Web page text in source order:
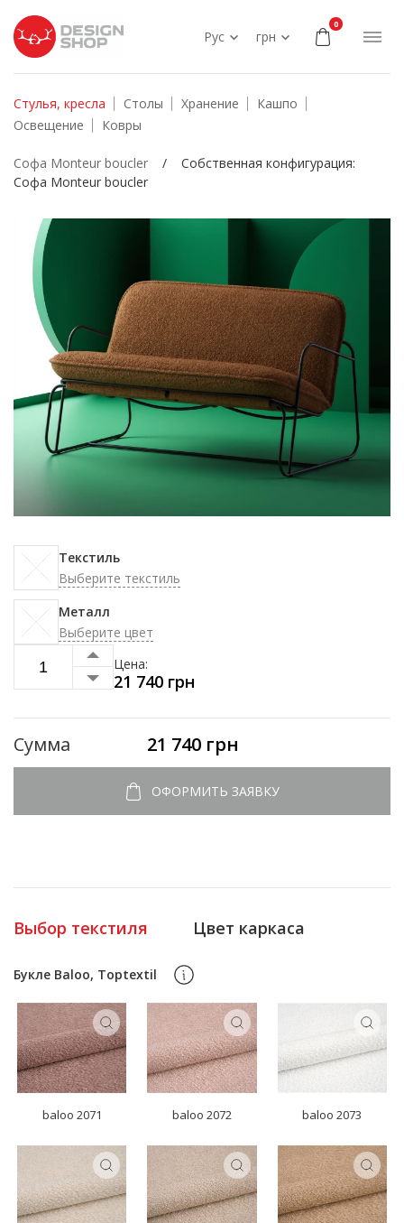
Рус грн
0
Стулья, кресла Столы Хранение
Кашпо
Освещение
Ковры
Софа Monteur boucler /
Собственная конфигурация:
Софа Monteur boucler
Текстиль
Выберите текстиль
Металл
Выберите цвет
Цeна:
21 740 грн
Сумма 21 740 грн
ОФОРМИТЬ ЗАЯВКУ
Выбор текстиля Цвет каркаса
Букле Baloo, Toptextil
baloo 2071 baloo 2072 baloo 2073